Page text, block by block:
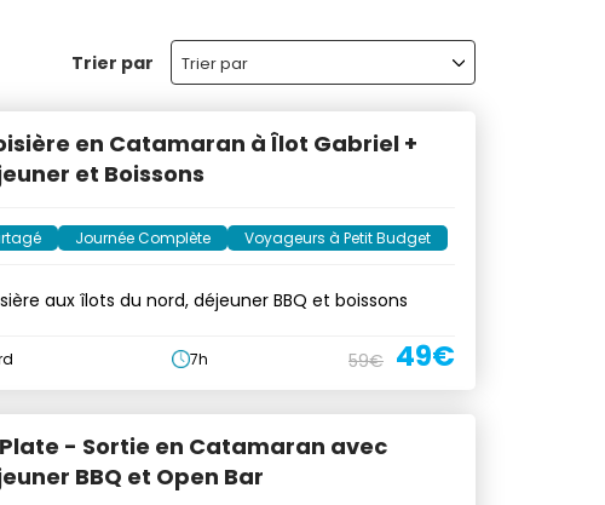
Trier par Trier par
en Catamaran à Îlot Gabriel +
et Boissons
Journée Complète Voyageurs à Petit Budget
aux îlots du nord, déjeuner BBQ et boissons
7h 59€ 49€
- Sortie en Catamaran avec
BBQ et Open Bar